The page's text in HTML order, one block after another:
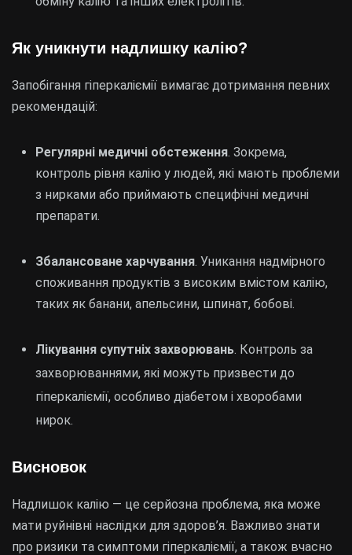
Як уникнути надлишку калію?
Запобігання гіперкаліємії вимагає дотримання певних
рекомендацій:
Регулярні медичні обстеження. Зокрема,
контроль рівня калію у людей, які мають проблеми
з нирками або приймають специфічні медичні
препарати.
Збалансоване харчування. Уникання надмірного
споживання продуктів з високим вмістом калію,
таких як банани, апельсини, шпинат, бобові.
Лікування супутніх захворювань. Контроль за
захворюваннями, які можуть призвести до
гіперкаліємії, особливо діабетом і хворобами
нирок.
Висновок
Надлишок калію — це серйозна проблема, яка може
мати руйнівні наслідки для здоров’я. Важливо знати
про ризики та симптоми гіперкаліємії, а також вчасно